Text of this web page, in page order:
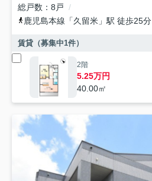
総戸数
8戸
鹿児島本線 「久留米 」駅 徒歩25分
賃貸（募集中1件）
2階
5.25万円
40.00㎡